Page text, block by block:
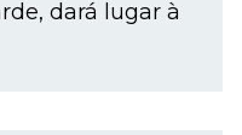
dará lugar à